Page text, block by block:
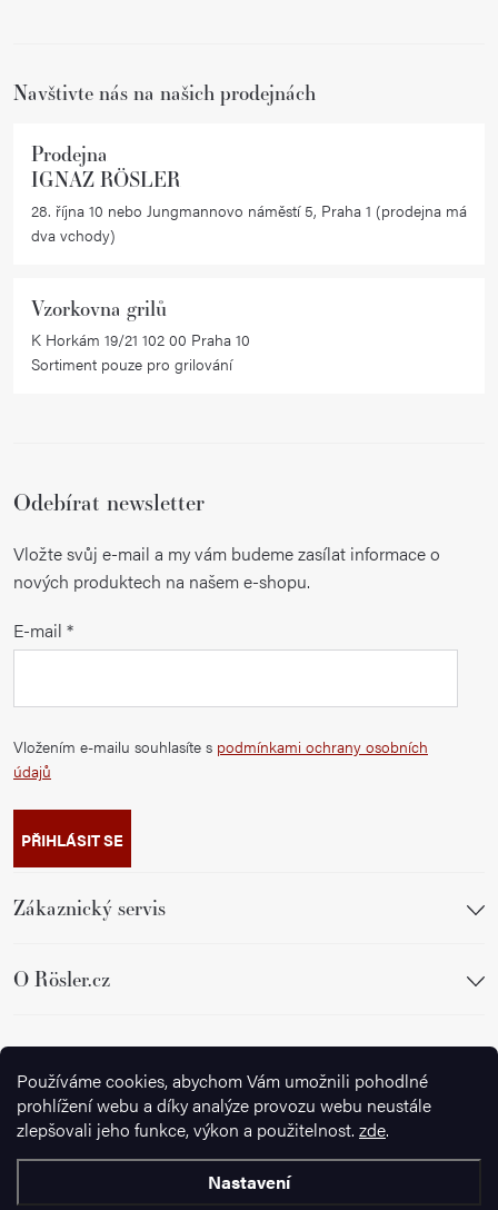
Používáme cookies, abychom Vám umožnili pohodlné
prohlížení webu a díky analýze provozu webu neustále
zlepšovali jeho funkce, výkon a použitelnost. zde.
Nastavení
Navštivte nás na našich prodejnách
Prodejna
IGNAZ RÖSLER
28. října 10 nebo Jungmannovo náměstí 5, Praha 1 (prodejna má
dva vchody)
Vzorkovna grilů
K Horkám 19/21 102 00 Praha 10
Sortiment pouze pro grilování
Odebírat newsletter
Vložte svůj e-mail a my vám budeme zasílat informace o
nových produktech na našem e-shopu.
E-mail
Vložením e-mailu souhlasíte s podmínkami ochrany osobních
údajů
PŘIHLÁSIT SE
Zákaznický servis
O Rösler.cz
Sledujte nás